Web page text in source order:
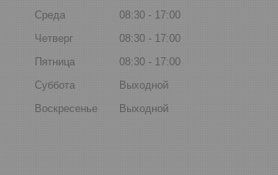
Среда
08:30
17:00
Четверг
08:30
17:00
Пятница
08:30
17:00
Суббота
Выходной
Воскресенье
Выходной